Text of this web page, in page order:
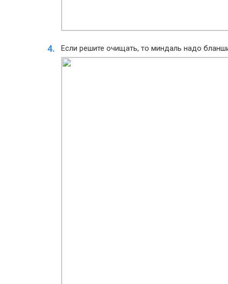
Если решите очищать, то миндаль надо